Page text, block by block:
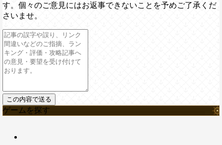
す。個々のご意見にはお返事できないことを予めご了承くだ
さいませ。
ゲームを探す